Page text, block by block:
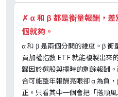
✗ α 和 β 都是衡量報酬，
個就夠。
α 和 β 是兩個分開的維度。β
買加權指數 ETF 就能複製出來
歸因於選股與擇時的剩餘報酬
合可能整年報酬亮眼卻 α 為負
正。只看其中一個會把「搭順